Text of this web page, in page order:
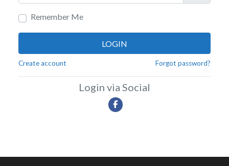
Remember Me
LOGIN
Create account Forgot password?
Login via Social